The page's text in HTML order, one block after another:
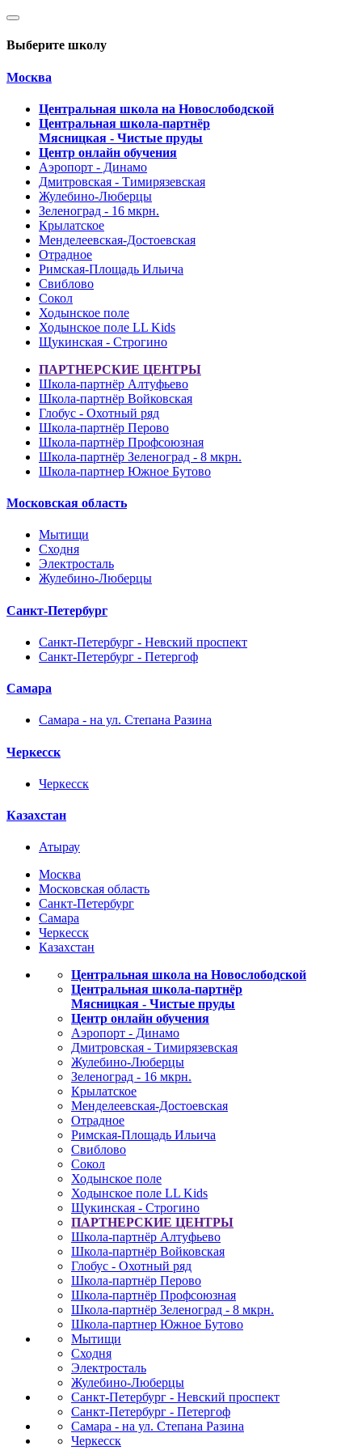
Выберите школу
Москва
Центральная школа на Новослободской
Центральная школа-партнёр
Мясницкая - Чистые пруды
Центр онлайн обучения
Аэропорт - Динамо
Дмитровская - Тимирязевская
Жулебино-Люберцы
Зеленоград - 16 мкрн.
Крылатское
Менделеевская-Достоевская
Отрадное
Римская-Площадь Ильича
Свиблово
Сокол
Ходынское поле
Ходынское поле LL Kids
Щукинская - Строгино
ПАРТНЕРСКИЕ ЦЕНТРЫ
Школа-партнёр Алтуфьево
Школа-партнёр Войковская
Глобус - Охотный ряд
Школа-партнёр Перово
Школа-партнёр Профсоюзная
Школа-партнёр Зеленоград - 8 мкрн.
Школа-партнер Южное Бутово
Московская область
Мытищи
Сходня
Электросталь
Жулебино-Люберцы
Санкт-Петербург
Санкт-Петербург - Невский проспект
Санкт-Петербург - Петергоф
Самара
Самара - на ул. Степана Разина
Черкесск
Черкесск
Казахстан
Атырау
Москва
Московская область
Санкт-Петербург
Самара
Черкесск
Казахстан
Центральная школа на Новослободской
Центральная школа-партнёр
Мясницкая - Чистые пруды
Центр онлайн обучения
Аэропорт - Динамо
Дмитровская - Тимирязевская
Жулебино-Люберцы
Зеленоград - 16 мкрн.
Крылатское
Менделеевская-Достоевская
Отрадное
Римская-Площадь Ильича
Свиблово
Сокол
Ходынское поле
Ходынское поле LL Kids
Щукинская - Строгино
ПАРТНЕРСКИЕ ЦЕНТРЫ
Школа-партнёр Алтуфьево
Школа-партнёр Войковская
Глобус - Охотный ряд
Школа-партнёр Перово
Школа-партнёр Профсоюзная
Школа-партнёр Зеленоград - 8 мкрн.
Школа-партнер Южное Бутово
Мытищи
Сходня
Электросталь
Жулебино-Люберцы
Санкт-Петербург - Невский проспект
Санкт-Петербург - Петергоф
Самара - на ул. Степана Разина
Черкесск